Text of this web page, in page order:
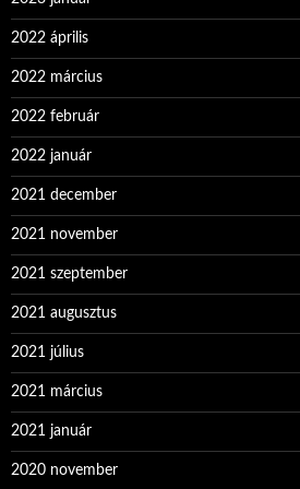
2022 április
2022 március
2022 február
2022 január
2021 december
2021 november
2021 szeptember
2021 augusztus
2021 július
2021 március
2021 január
2020 november